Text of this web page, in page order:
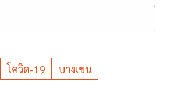
โควิด-19
บางเขน